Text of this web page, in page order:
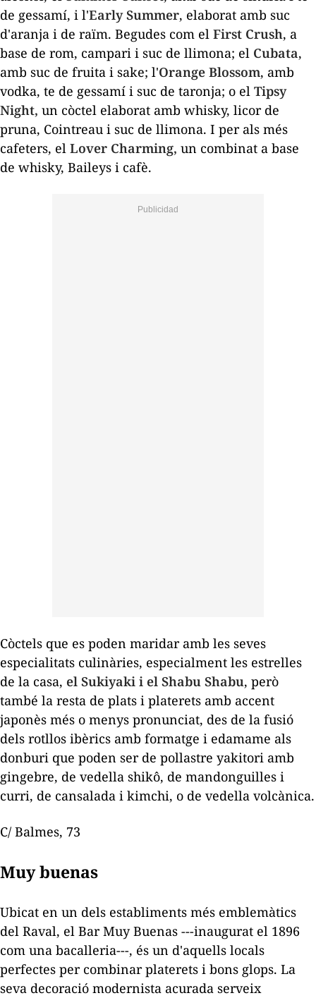
de gessamí, i l'Early Summer, elaborat amb suc
d'aranja i de raïm. Begudes com el First Crush, a
base de rom, campari i suc de llimona; el Cubata,
amb suc de fruita i sake; l'Orange Blossom, amb
vodka, te de gessamí i suc de taronja; o el Tipsy
Night, un còctel elaborat amb whisky, licor de
pruna, Cointreau i suc de llimona. I per als més
cafeters, el Lover Charming, un combinat a base
de whisky, Baileys i cafè.
Còctels que es poden maridar amb les seves
especialitats culinàries, especialment les estrelles
de la casa, el Sukiyaki i el Shabu Shabu, però
també la resta de plats i platerets amb accent
japonès més o menys pronunciat, des de la fusió
dels rotllos ibèrics amb formatge i edamame als
donburi que poden ser de pollastre yakitori amb
gingebre, de vedella shikô, de mandonguilles i
curri, de cansalada i kimchi, o de vedella volcànica.
C/ Balmes, 73
Muy buenas
Ubicat en un dels establiments més emblemàtics
del Raval, el Bar Muy Buenas ---inaugurat el 1896
com una bacalleria---, és un d'aquells locals
perfectes per combinar platerets i bons glops. La
seva decoració modernista acurada serveix